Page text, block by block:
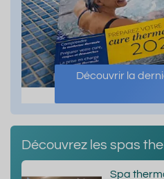
Découvrir la
Découvrez les spas
Spa